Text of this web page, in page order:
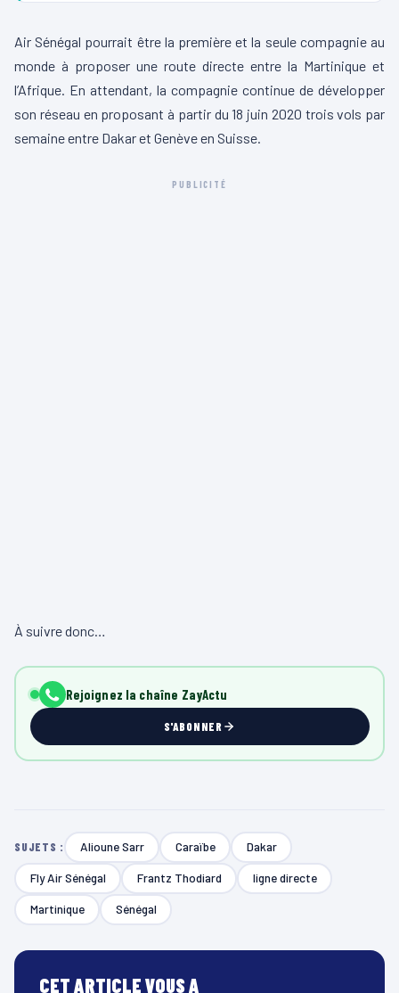
Air Sénégal pourrait être la première et la seule compagnie au
monde à proposer une route directe entre la Martinique et
l’Afrique. En attendant, la compagnie continue de développer
son réseau en proposant à partir du 18 juin 2020 trois vols par
semaine entre Dakar et Genève en Suisse.
PUBLICITÉ
À suivre donc…
Rejoignez la chaîne ZayActu
S'ABONNER
SUJETS : Alioune Sarr Caraïbe Dakar
Fly Air Sénégal Frantz Thodiard ligne directe
Martinique Sénégal
CET ARTICLE VOUS A